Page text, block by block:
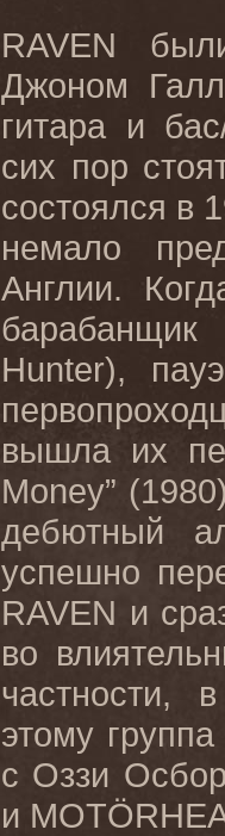
RAVEN
Джоном
гитара и
сих пор
состоялся в
немало
Англии.
Hunter),
вышла их
Money”
дебютный
успешно
RAVEN и
во
частности,
этому
с Оззи
и